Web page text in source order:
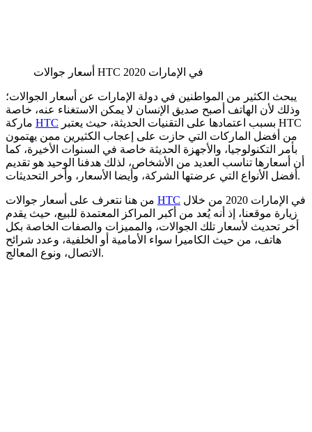
أسعار جوالات HTC في الإمارات 2020
يبحث الكثير من المواطنين في دولة الإمارات عن أسعار الجوالات؛
وذلك لأن الهاتف أصبح صديق الإنسان لا يمكن الاستغناء عنه، خاصة
HTC
من أفضل الماركات التي حازت على إعجاب الكثيرين ممن يهتمون
بأمر التكنولوجيا، والأجهزة الحديثة خاصة في السنوات الأخيرة، كما
أن أسعارها تناسب العديد من الأشخاص، لذلك هدفنا الوحيد هو تقديم
أفضل الأنواع التي عرضتها الشركة، وأيضا الأسعار، وأخر التحديثات.
HTC
زيارة موقعنا، إذ أنه يُعد من أكبر المراكز المعتمدة للبيع، حيث يقدم
أخر تحديث لأسعار تلك الجوالات، والمميزات والصفات الخاصة بكل
هاتف، من حيث الكاميرا سواء الأمامية أو الخلفية، وعدد شرائح
الاتصال، ونوع المعالج.